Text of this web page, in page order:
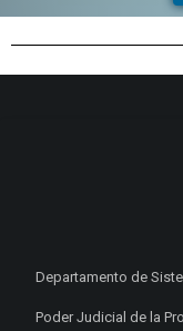
Departamento de
Poder Judicial de la